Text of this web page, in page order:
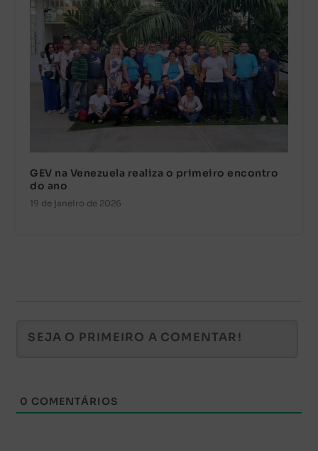
GEV na Venezuela realiza o primeiro encontro
do ano
19 de janeiro de 2026
0 COMENTÁRIOS